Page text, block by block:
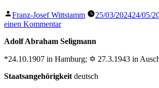
Veröffentlicht
von
Franz-Josef Wittstamm 25/03/202424/05/
einen Kommentarzu
Adolf
Adolf Abraham Seligmann
*24.10.1907 in Hamburg; ✡ 27.3.1943 in
Staatsangehörigkeit deutsch